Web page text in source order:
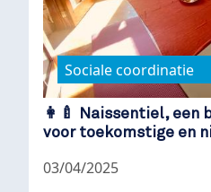
Sociale coordinatie
👩‍🍼 Naissentiel, een
voor toekomstige en
03/04/2025